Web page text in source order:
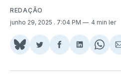
REDAÇÃO
junho 29, 2025 . 7:04 PM 4 min ler
Share
BlueSky
Compartilhar
Twitter
Compartilhar
Facebook
LinkedIn